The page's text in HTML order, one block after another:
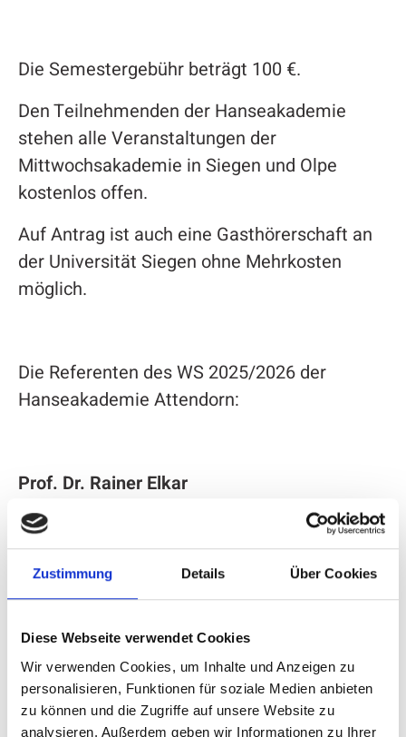
Zustimmung Details Über Cookies
Diese Webseite verwendet Cookies
Wir verwenden Cookies, um Inhalte und Anzeigen zu
personalisieren, Funktionen für soziale Medien anbieten
zu können und die Zugriffe auf unsere Website zu
analysieren. Außerdem geben wir Informationen zu Ihrer
Die Semestergebühr beträgt 100 €.
Den Teilnehmenden der Hanseakademie
stehen alle Veranstaltungen der
Mittwochsakademie in Siegen und Olpe
kostenlos offen.
Auf Antrag ist auch eine Gasthörerschaft an
der Universität Siegen ohne Mehrkosten
möglich.
Die Referenten des WS 2025/2026 der
Hanseakademie Attendorn:
Prof. Dr. Rainer Elkar
Ist Historiker mit Schwerpunkt Wirtschafts-
und Sozialgeschichte. In der Hanseakademie
nimmt er sein Publikum mit auf eine
Zeitreise durch Handwerk und Alltagsleben
vergangener Jahrhunderte –fundiert,
anschaulich und immer mit einem Blick für
die spannenden Details hinter den großen
Linien der Geschichte.